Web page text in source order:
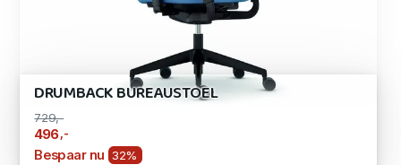
DRUMBACK BUREAUSTOEL
729,-
496 ,-
Bespaar nu 32%